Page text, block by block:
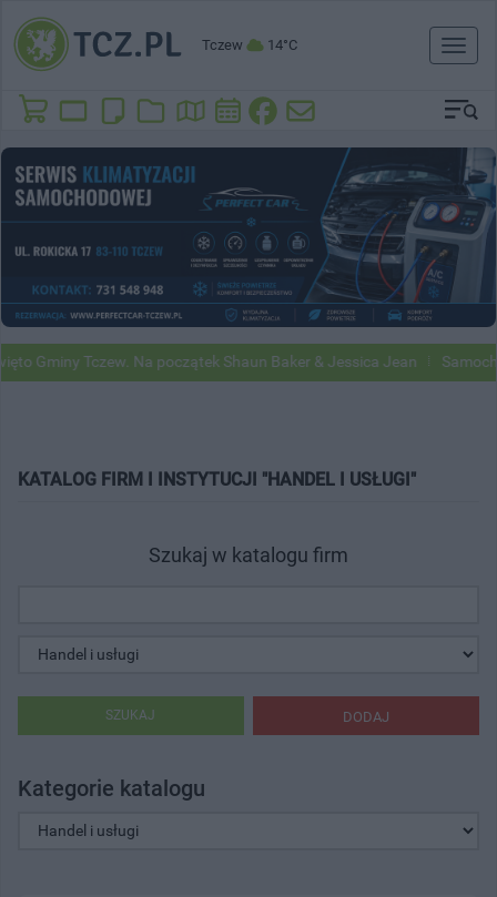
Tczew 14°C
Toggle
Gminy Tczew. Na początek Shaun Baker & Jessica Jean
KATALOG FIRM I INSTYTUCJI "HANDEL I USŁUGI"
Szukaj w katalogu firm
DODAJ
SZUKAJ
Kategorie katalogu